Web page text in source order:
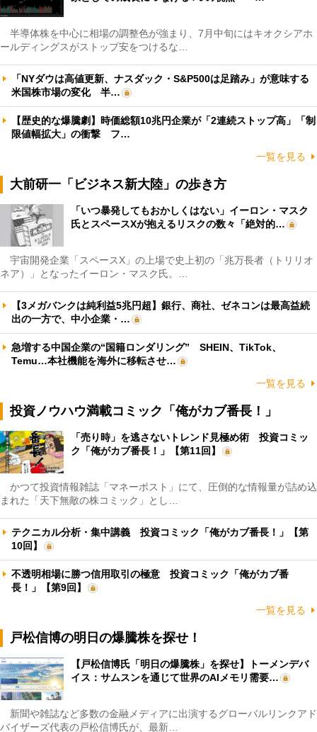
半導体株を中心に相場の調整色が強まり、7月中旬にはキオクシアホ
ールディングスがストップ安をつけるな…
「NYダウは高値更新、ナスダック・S&P500は足踏み」が意味する
米国株市場の変化 半…
【歴史的な爆騰劇】時価総額10兆円企業が「2連続ストップ高」「制
限値幅拡大」の衝撃 フ…
一覧を見る
大前研一「ビジネス新大陸」の歩き方
「いつ暴発してもおかしくはない」イーロン・マスク
氏とスペースXが抱えるリスクの数々「絶対的…
宇宙開発企業「スペースX」の上場で史上初の「兆万長者（トリリオ
ネア）」となったイーロン・マスク氏。…
【3メガバンクは純利益5兆円超】銀行、商社、ゼネコンは最高益続
出の一方で、中小企業・…
急増する中国企業の“国籍ロンダリング” SHEIN、TikTok、
Temu…本社機能を海外に移転させ…
一覧を見る
投資ノウハウ満載コミック「俺がカブ番長！」
「売り時」を逃さないトレンド見極め術 投資コミッ
ク「俺がカブ番長！」【第11回】
かつて投資情報雑誌「マネーポスト」にて、圧倒的な情報量が詰め込
まれた「天下無敵の株コミック」とし…
テクニカル分析・集中講義 投資コミック「俺がカブ番長！」【第
10回】
不透明相場に勝つ信用取引の極意 投資コミック「俺がカブ番
長！」【第9回】
一覧を見る
戸松信博の明日の爆騰株を探せ！
【戸松信博氏「明日の爆騰株」を探せ】トーメンデバ
イス：サムスンを通じて世界のAIメモリ需要…
新聞や雑誌など多数の金融メディアに出演するグローバルリンクアド
バイザーズ代表の戸松信博氏が、最新…